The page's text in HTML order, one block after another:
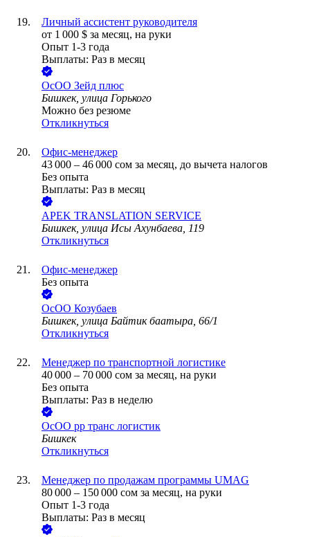
Личный ассистент руководителя
от 1 000 $ за месяц, на руки
Опыт 1-3 года
Выплаты: Раз в месяц
ОсОО Зейд плюс
Бишкек, улица Горького
Можно без резюме
Откликнуться
Офис-менеджер
43 000 – 46 000 сом за месяц, до вычета налогов
Без опыта
Выплаты: Раз в месяц
APEK TRANSLATION SERVICE
Бишкек, улица Исы Ахунбаева, 119
Откликнуться
Офис-менеджер
Без опыта
ОсОО Козубаев
Бишкек, улица Байтик баатыра, 66/1
Откликнуться
Менеджер по транспортной логистике
40 000 – 70 000 сом за месяц, на руки
Без опыта
Выплаты: Раз в неделю
ОсОО рр транс логистик
Бишкек
Откликнуться
Менеджер по продажам программы UMAG
80 000 – 150 000 сом за месяц, на руки
Опыт 1-3 года
Выплаты: Раз в месяц